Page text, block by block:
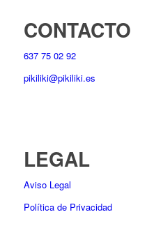
CONTACTO
637 75 02 92
pikiliki@pikiliki.es
LEGAL
Aviso Legal
Política de Privacidad